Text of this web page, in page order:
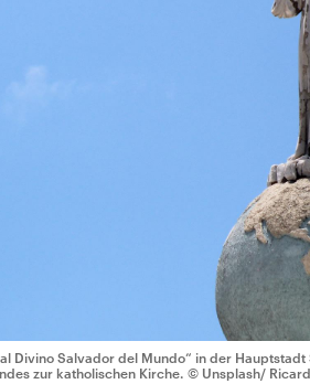
Divino Salvador del Mundo“ in der
zur katholischen Kirche. © Unsplash/